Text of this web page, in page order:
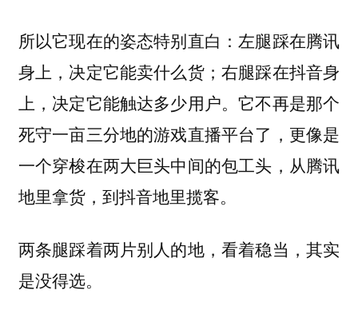
所以它现在的姿态特别直白： 左腿踩在腾讯
身上，决定它能卖什么货；右腿踩在抖音身
上，决定它能触达多少用户。它不再是那个
死守一亩三分地的游戏直播平台了，更像是
一个穿梭在两大巨头中间的包工头，从腾讯
地里拿货，到抖音地里揽客。
两条腿踩着两片别人的地，看着稳当，其实
是没得选。